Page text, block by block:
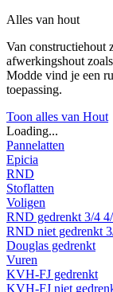
Alles van hout
Van constructiehout
afwerkingshout
Modde vind je een
toepassing.
Toon alles van Hout
Loading...
Pannelatten
Epicia
RND
Stoflatten
Voligen
RND gedrenkt 3/4
RND niet gedrenkt
Douglas gedrenkt
Vuren
KVH-FJ gedrenkt
KVH-FJ niet